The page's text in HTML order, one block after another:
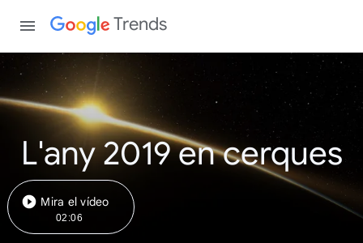
Trends
L'any 2019 en cerques
Mira el vídeo
02:06